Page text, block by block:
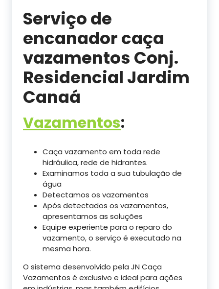
Serviço de
encanador caça
vazamentos Conj.
Residencial Jardim
Canaá
Vazamentos:
Caça vazamento em toda rede
hidráulica, rede de hidrantes.
Examinamos toda a sua tubulação de
água
Detectamos os vazamentos
Após detectados os vazamentos,
apresentamos as soluções
Equipe experiente para o reparo do
vazamento, o serviço é executado na
mesma hora.
O sistema desenvolvido pela JN Caça
Vazamentos é exclusivo e ideal para ações